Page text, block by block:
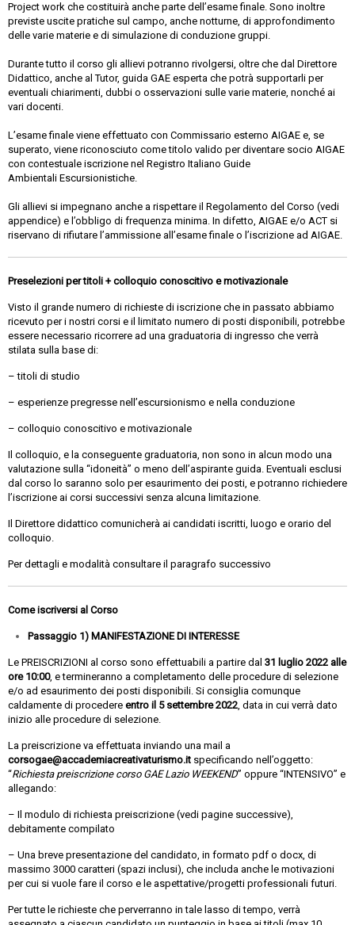
Project work che costituirà anche parte dell’esame finale. Sono inoltre
previste uscite pratiche sul campo, anche notturne, di approfondimento
delle varie materie e di simulazione di conduzione gruppi.
Durante tutto il corso gli allievi potranno rivolgersi, oltre che dal Direttore
Didattico, anche al Tutor, guida GAE esperta che potrà supportarli per
eventuali chiarimenti, dubbi o osservazioni sulle varie materie, nonché ai
vari docenti.
L’esame finale viene effettuato con Commissario esterno AIGAE e, se
superato, viene riconosciuto come titolo valido per diventare socio AIGAE
con contestuale iscrizione nel Registro Italiano Guide
Ambientali Escursionistiche.
Gli allievi si impegnano anche a rispettare il Regolamento del Corso (vedi
appendice) e l’obbligo di frequenza minima. In difetto, AIGAE e/o ACT si
riservano di rifiutare l’ammissione all’esame finale o l’iscrizione ad AIGAE.
Preselezioni per titoli + colloquio conoscitivo e motivazionale
Visto il grande numero di richieste di iscrizione che in passato abbiamo
ricevuto per i nostri corsi e il limitato numero di posti disponibili, potrebbe
essere necessario ricorrere ad una graduatoria di ingresso che verrà
stilata sulla base di:
– titoli di studio
– esperienze pregresse nell’escursionismo e nella conduzione
– colloquio conoscitivo e motivazionale
Il colloquio, e la conseguente graduatoria, non sono in alcun modo una
valutazione sulla “idoneità” o meno dell’aspirante guida. Eventuali esclusi
dal corso lo saranno solo per esaurimento dei posti, e potranno richiedere
l’iscrizione ai corsi successivi senza alcuna limitazione.
Il Direttore didattico comunicherà ai candidati iscritti, luogo e orario del
colloquio.
Per dettagli e modalità consultare il paragrafo successivo
Come iscriversi al Corso
Passaggio 1) MANIFESTAZIONE DI INTERESSE
Le PREISCRIZIONI al corso sono effettuabili a partire dal 31 luglio 2022 alle
ore 10:00, e termineranno a completamento delle procedure di selezione
e/o ad esaurimento dei posti disponibili. Si consiglia comunque
caldamente di procedere entro il 5 settembre 2022, data in cui verrà dato
inizio alle procedure di selezione.
La preiscrizione va effettuata inviando una mail a
corsogae@accademiacreativaturismo.it specificando nell’oggetto:
“Richiesta preiscrizione corso GAE Lazio WEEKEND” oppure “INTENSIVO” e
allegando:
– Il modulo di richiesta preiscrizione (vedi pagine successive),
debitamente compilato
– Una breve presentazione del candidato, in formato pdf o docx, di
massimo 3000 caratteri (spazi inclusi), che includa anche le motivazioni
per cui si vuole fare il corso e le aspettative/progetti professionali futuri.
Per tutte le richieste che perverranno in tale lasso di tempo, verrà